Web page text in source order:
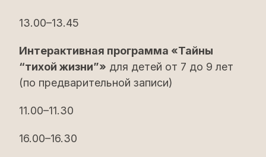
13.00–13.45
Интерактивная программа «Тайны
“тихой жизни”» для детей от 7 до 9 лет
(по предварительной записи)
11.00–11.30
16.00–16.30